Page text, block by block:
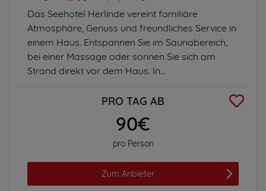
Das Seehotel Herlinde vereint familiäre
Atmosphäre, Genuss und freundliches Service in
einem Haus. Entspannen Sie im Saunabereich,
bei einer Massage oder sonnen Sie sich am
Strand direkt vor dem Haus. In...
PRO TAG AB
90€
pro Person
Zum Anbieter